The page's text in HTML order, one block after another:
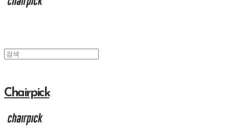
Chairpick